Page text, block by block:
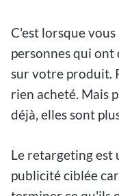
C'est lorsque
personnes qui
sur votre produit.
rien acheté. Mais
déjà, elles sont
Le retargeting est
publicité ciblée